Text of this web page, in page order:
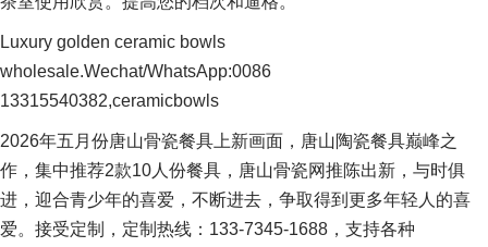
Luxury golden ceramic bowls
wholesale.Wechat/WhatsApp:0086
13315540382,ceramicbowls
2026年五月份唐山骨瓷餐具上新画面，唐山陶瓷餐具巅峰之
作，集中推荐2款10人份餐具，唐山骨瓷网推陈出新，与时俱
进，迎合青少年的喜爱，不断进去，争取得到更多年轻人的喜
爱。接受定制，定制热线：133-7345-1688，支持各种